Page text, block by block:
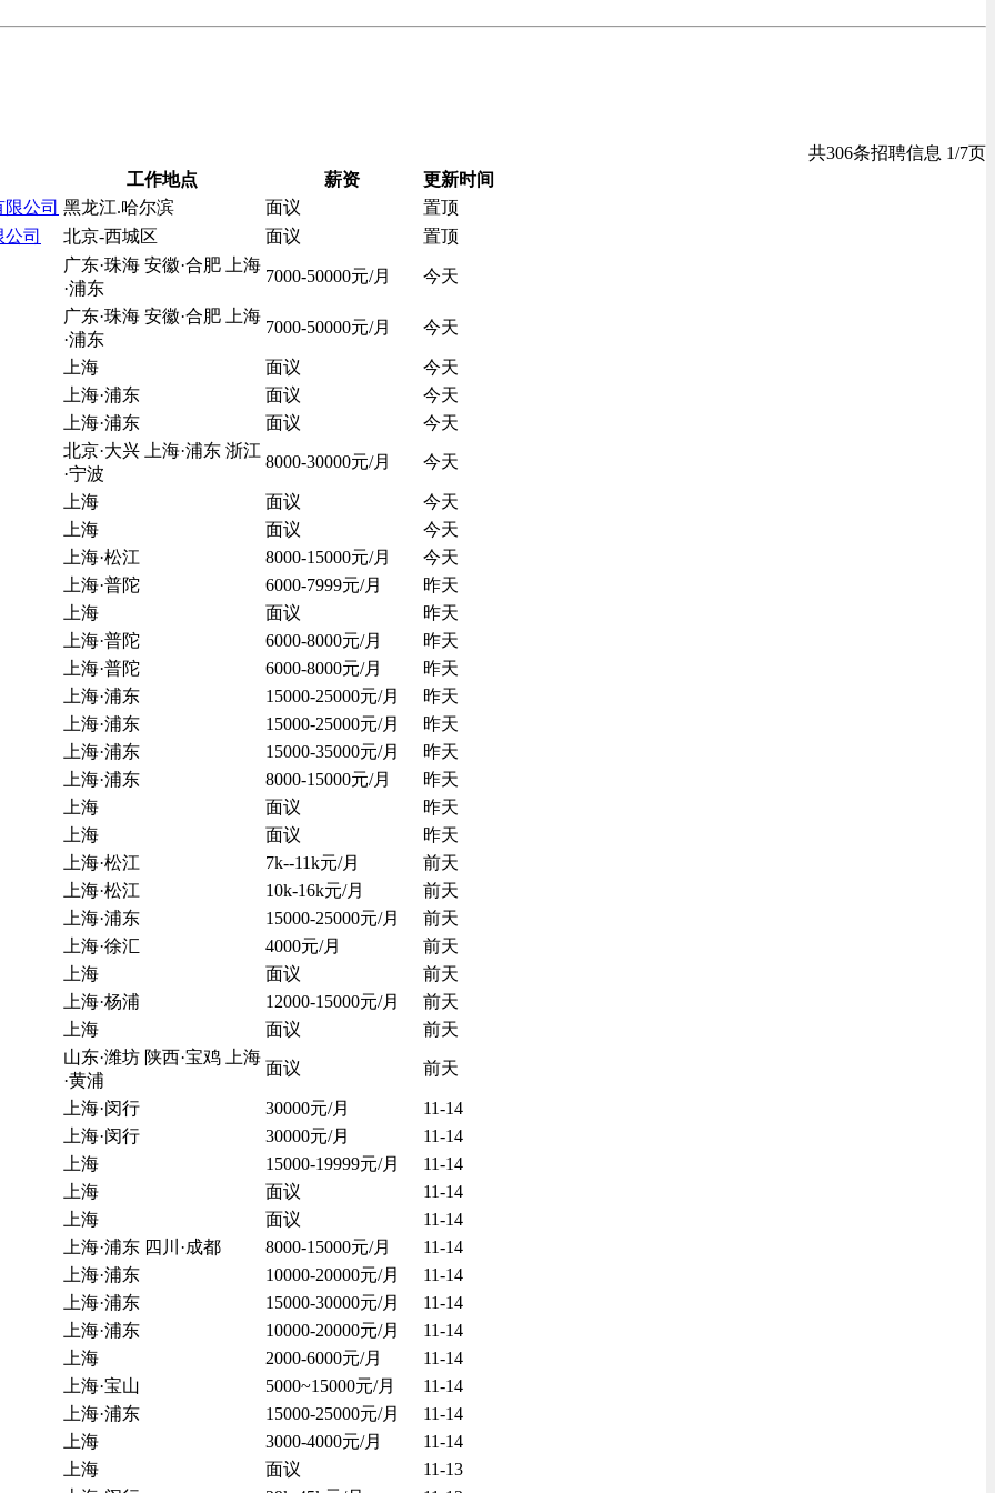
共306条招聘信息 1/7页
工作地点 薪资
更新时间
公司 黑龙江.哈尔滨 面议
置顶
司 北京-西城区 面议
置顶
广东·珠海 安徽·合肥 上海
·浦东
7000-50000元/月 今天
广东·珠海 安徽·合肥 上海
·浦东
7000-50000元/月 今天
上海 面议
今天
上海·浦东
面议
今天
上海·浦东
面议
今天
北京·大兴 上海·浦东 浙江
·宁波
8000-30000元/月 今天
上海 面议
今天
上海
面议
今天
上海·松江
8000-15000元/月
今天
上海·普陀
6000-7999元/月
昨天
上海
面议
昨天
上海·普陀
6000-8000元/月
昨天
上海·普陀
6000-8000元/月
昨天
上海·浦东
15000-25000元/月
昨天
上海·浦东
15000-25000元/月
昨天
上海·浦东
15000-35000元/月
昨天
上海·浦东
8000-15000元/月
昨天
上海
面议
昨天
上海
面议
昨天
上海·松江
7k--11k元/月
前天
上海·松江
10k-16k元/月
前天
上海·浦东
15000-25000元/月
前天
上海·徐汇
4000元/月
前天
上海
面议
前天
上海·杨浦
12000-15000元/月
前天
上海
面议
前天
山东·潍坊 陕西·宝鸡 上海
·黄浦
面议 前天
上海·闵行 30000元/月
11-14
上海·闵行
30000元/月
11-14
上海
15000-19999元/月
11-14
上海
面议
11-14
上海
面议
11-14
上海·浦东 四川·成都
8000-15000元/月
11-14
上海·浦东
10000-20000元/月
11-14
上海·浦东
15000-30000元/月
11-14
上海·浦东
10000-20000元/月
11-14
上海
2000-6000元/月
11-14
上海·宝山
5000~15000元/月
11-14
上海·浦东
15000-25000元/月
11-14
上海
3000-4000元/月
11-14
上海
面议
11-13